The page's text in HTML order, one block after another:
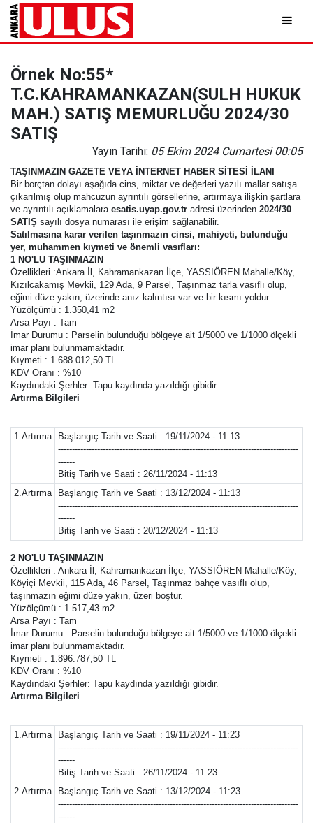
Örnek No:55*
T.C.KAHRAMANKAZAN(SULH HUKUK
MAH.) SATIŞ MEMURLUĞU 2024/30
SATIŞ
Yayın Tarihi: 05 Ekim 2024 Cumartesi 00:05
TAŞINMAZIN GAZETE VEYA İNTERNET HABER SİTESİ İLANI
Bir borçtan dolayı aşağıda cins, miktar ve değerleri yazılı mallar satışa
çıkarılmış olup mahcuzun ayrıntılı görsellerine, artırmaya ilişkin şartlara
ve ayrıntılı açıklamalara esatis.uyap.gov.tr adresi üzerinden 2024/30
SATIŞ sayılı dosya numarası ile erişim sağlanabilir.
Satılmasına karar verilen taşınmazın cinsi, mahiyeti, bulunduğu
yer, muhammen kıymeti ve önemli vasıfları:
1 NO'LU TAŞINMAZIN
Özellikleri :Ankara İl, Kahramankazan İlçe, YASSIÖREN Mahalle/Köy,
Kızılcakamış Mevkii, 129 Ada, 9 Parsel, Taşınmaz tarla vasıflı olup,
eğimi düze yakın, üzerinde anız kalıntısı var ve bir kısmı yoldur.
Yüzölçümü : 1.350,41 m2
Arsa Payı : Tam
İmar Durumu : Parselin bulunduğu bölgeye ait 1/5000 ve 1/1000 ölçekli
imar planı bulunmamaktadır.
Kıymeti : 1.688.012,50 TL
KDV Oranı : %10
Kaydındaki Şerhler: Tapu kaydında yazıldığı gibidir.
Artırma Bilgileri
1.Artırma
Başlangıç Tarih ve Saati : 19/11/2024 - 11:13
--------------------------------------------------------------------------------------
------
Bitiş Tarih ve Saati : 26/11/2024 - 11:13
2.Artırma
Başlangıç Tarih ve Saati : 13/12/2024 - 11:13
--------------------------------------------------------------------------------------
------
Bitiş Tarih ve Saati : 20/12/2024 - 11:13
2 NO'LU TAŞINMAZIN
Özellikleri : Ankara İl, Kahramankazan İlçe, YASSIÖREN Mahalle/Köy,
Köyiçi Mevkii, 115 Ada, 46 Parsel, Taşınmaz bahçe vasıflı olup,
taşınmazın eğimi düze yakın, üzeri boştur.
Yüzölçümü : 1.517,43 m2
Arsa Payı : Tam
İmar Durumu : Parselin bulunduğu bölgeye ait 1/5000 ve 1/1000 ölçekli
imar planı bulunmamaktadır.
Kıymeti : 1.896.787,50 TL
KDV Oranı : %10
Kaydındaki Şerhler: Tapu kaydında yazıldığı gibidir.
Artırma Bilgileri
1.Artırma
Başlangıç Tarih ve Saati : 19/11/2024 - 11:23
--------------------------------------------------------------------------------------
------
Bitiş Tarih ve Saati : 26/11/2024 - 11:23
2.Artırma
Başlangıç Tarih ve Saati : 13/12/2024 - 11:23
--------------------------------------------------------------------------------------
------